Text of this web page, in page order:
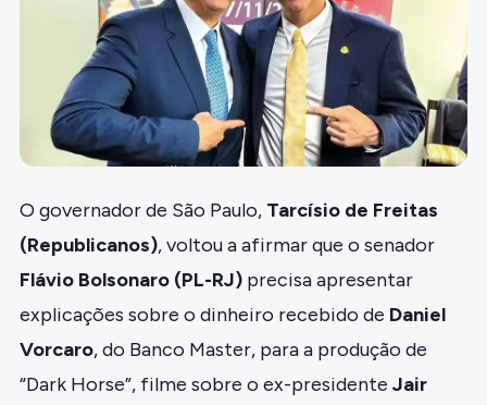
O governador de São Paulo, Tarcísio de Freitas
(Republicanos), voltou a afirmar que o senador
Flávio Bolsonaro (PL-RJ) precisa apresentar
explicações sobre o dinheiro recebido de Daniel
Vorcaro, do Banco Master, para a produção de
“Dark Horse”, filme sobre o ex-presidente Jair